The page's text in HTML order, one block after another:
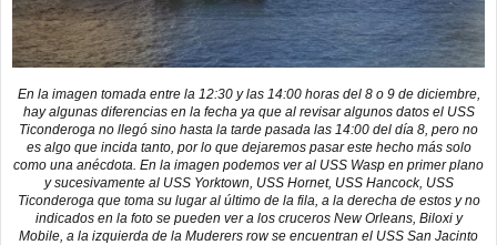
En la imagen tomada entre la 12:30 y las 14:00 horas del 8 o 9 de diciembre,
hay algunas diferencias en la fecha ya que al revisar algunos datos el USS
Ticonderoga no llegó sino hasta la tarde pasada las 14:00 del día 8, pero no
es algo que incida tanto, por lo que dejaremos pasar este hecho más solo
como una anécdota. En la imagen podemos ver al USS Wasp en primer plano
y sucesivamente al USS Yorktown, USS Hornet, USS Hancock, USS
Ticonderoga que toma su lugar al último de la fila, a la derecha de estos y no
indicados en la foto se pueden ver a los cruceros New Orleans, Biloxi y
Mobile, a la izquierda de la Muderers row se encuentran el USS San Jacinto